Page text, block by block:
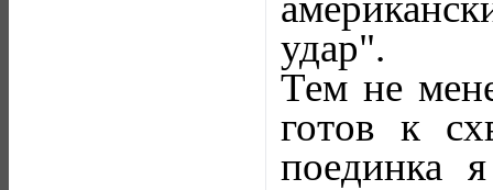
удар".
Тем не
готов к
поединка